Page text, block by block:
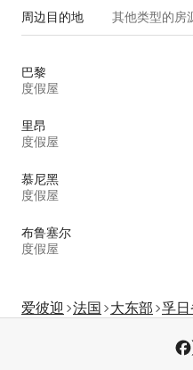
周边目的地 其他类型的房
巴黎
度假屋
里昂
度假屋
慕尼黑
度假屋
布鲁塞尔
度假屋
爱彼迎 法国 大东部 孚